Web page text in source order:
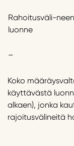
Rahoitusväli-neen
luonne
–
Koko
käyttävästä
alkaen), jonka
rajoitusvälineitä